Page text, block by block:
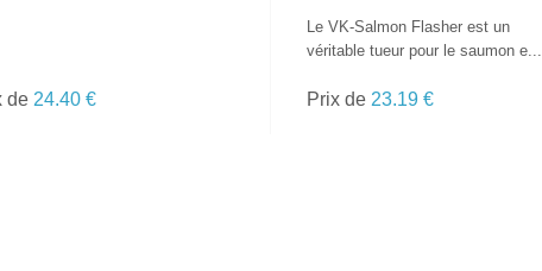
de 24.40 €
Le VK-Salmon Flasher est un
véritable tueur pour le saumon e...
Prix de 23.19 €